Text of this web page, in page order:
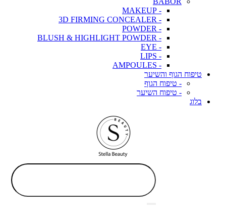
- MAKEUP
- 3D FIRMING CONCEALER
- POWDER
- BLUSH & HIGHLIGHT POWDER
- EYE
- LIPS
- AMPOULES
טיפוח הגוף והשיער
- טיפוח הגוף
- טיפוח השיער
בלוג